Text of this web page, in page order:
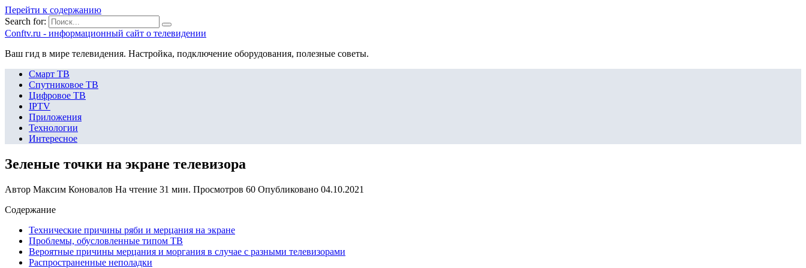
Перейти к содержанию
Search for:
Сonftv.ru - информационный сайт о телевидении
Ваш гид в мире телевидения. Настройка, подключение оборудования, полезные советы.
Смарт ТВ
Спутниковое ТВ
Цифровое ТВ
IPTV
Приложения
Технологии
Интересное
Зеленые точки на экране телевизора
Автор Максим Коновалов На чтение 31 мин. Просмотров 60 Опубликовано 04.10.2021
Содержание
Технические причины ряби и мерцания на экране
Проблемы, обусловленные типом ТВ
Вероятные причины мерцания и моргания в случае с разными телевизорами
Распространенные неполадки